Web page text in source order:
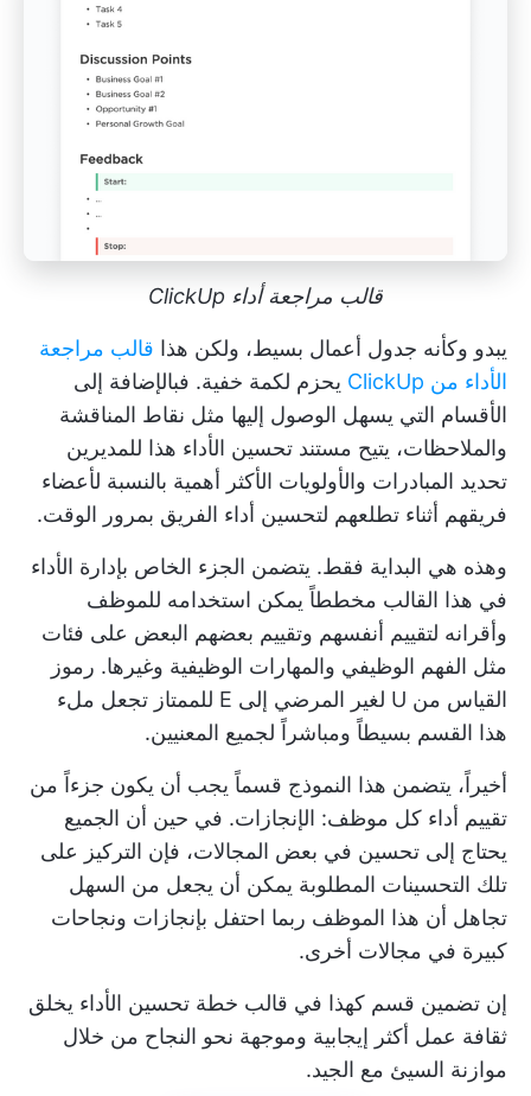
قالب مراجعة أداء ClickUp
يبدو وكأنه جدول أعمال بسيط، ولكن هذا قالب مراجعة
الأداء من ClickUp
يحزم لكمة خفية. فبالإضافة إلى
الأقسام التي يسهل الوصول إليها مثل نقاط المناقشة
والملاحظات، يتيح مستند تحسين الأداء هذا للمديرين
تحديد المبادرات والأولويات الأكثر أهمية بالنسبة لأعضاء
فريقهم أثناء تطلعهم لتحسين أداء الفريق بمرور الوقت.
وهذه هي البداية فقط. يتضمن الجزء الخاص بإدارة الأداء
في هذا القالب مخططاً يمكن استخدامه للموظف
وأقرانه لتقييم أنفسهم وتقييم بعضهم البعض على فئات
مثل الفهم الوظيفي والمهارات الوظيفية وغيرها. رموز
القياس من U لغير المرضي إلى E للممتاز تجعل ملء
هذا القسم بسيطاً ومباشراً لجميع المعنيين.
أخيراً، يتضمن هذا النموذج قسماً يجب أن يكون جزءاً من
تقييم أداء كل موظف: الإنجازات. في حين أن الجميع
يحتاج إلى تحسين في بعض المجالات، فإن التركيز على
تلك التحسينات المطلوبة يمكن أن يجعل من السهل
تجاهل أن هذا الموظف ربما احتفل بإنجازات ونجاحات
كبيرة في مجالات أخرى.
إن تضمين قسم كهذا في قالب خطة تحسين الأداء يخلق
ثقافة عمل أكثر إيجابية وموجهة نحو النجاح من خلال
موازنة السيئ مع الجيد.